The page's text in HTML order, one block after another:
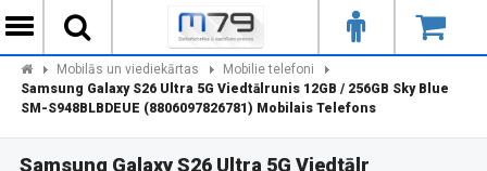
Mobilās un viediekārtas
Mobilie telefoni
Samsung Galaxy S26 Ultra 5G Viedtālrunis 12GB / 256GB Sky Blue
SM-S948BLBDEUE (8806097826781) Mobilais Telefons
Samsung Galaxy S26 Ultra 5G Viedtālr